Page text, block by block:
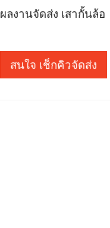
ผลงานจัดส่ง เสากั้นล้อ
สนใจ เช็กคิวจัดส่ง